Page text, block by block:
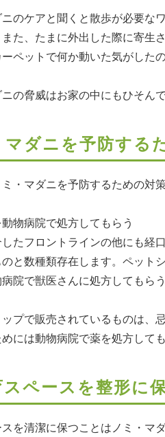
ニのケアと聞くと散歩が必要な
た、たまに外出した際に寄生
ペットで何か動いた気がした
ニの脅威はお家の中にもひそん
マダニを予防する
・マダニを予防するための対
物病院で処方してもらう
したフロントラインの他にも
と数種類存在します。ペット
院で獣医さんに処方してもら
プで販売されているものは、
には動物病院で薬を処方して
ペースを整形に
を清潔に保つことはノミ・マ